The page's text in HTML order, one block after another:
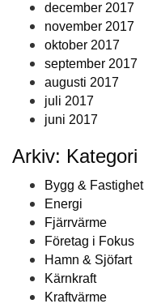
december 2017
november 2017
oktober 2017
september 2017
augusti 2017
juli 2017
juni 2017
Arkiv: Kategori
Bygg & Fastighet
Energi
Fjärrvärme
Företag i Fokus
Hamn & Sjöfart
Kärnkraft
Kraftvärme